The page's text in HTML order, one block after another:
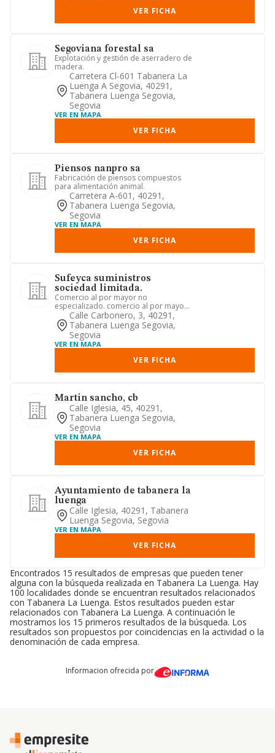
VER FICHA
Segoviana forestal sa
Explotación y gestión de aserradero de
madera.
Carretera Cl-601 Tabanera La
Luenga A Segovia, 40291,
Tabanera Luenga Segovia,
Segovia
VER EN MAPA
VER FICHA
Piensos nanpro sa
Fabricación de piensos compuestos
para alimentación animal.
Carretera A-601, 40291,
Tabanera Luenga Segovia,
Segovia
VER EN MAPA
VER FICHA
Sufeyca suministros
sociedad limitada.
Comercio al por mayor no
especializado. comercio al por mayor
de ferretería, fontanería y calefacci...
Calle Carbonero, 3, 40291,
Tabanera Luenga Segovia,
Segovia
VER EN MAPA
VER FICHA
Martin sancho, cb
Calle Iglesia, 45, 40291,
Tabanera Luenga Segovia,
Segovia
VER EN MAPA
VER FICHA
Ayuntamiento de tabanera la
luenga
Calle Iglesia, 40291, Tabanera
Luenga Segovia, Segovia
VER EN MAPA
VER FICHA
Encontrados 15 resultados de empresas que pueden tener
alguna con la búsqueda realizada en Tabanera La Luenga. Hay
100 localidades donde se encuentran resultados relacionados
con Tabanera La Luenga. Estos resultados pueden estar
relacionados con Tabanera La Luenga. A continuación le
mostramos los 15 primeros resultados de la búsqueda. Los
resultados son propuestos por coincidencias en la actividad o la
denominación de cada empresa.
Informacion ofrecida por